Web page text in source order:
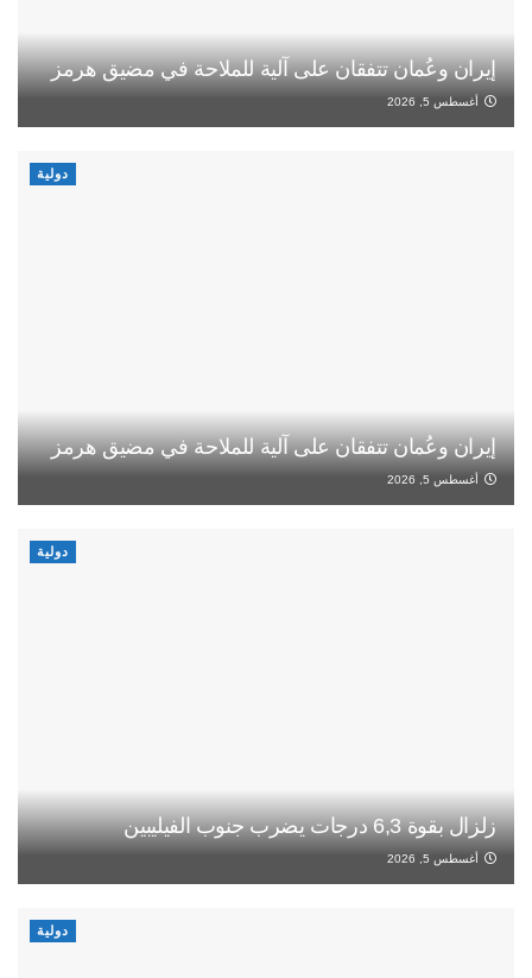
إيران وعُمان تتفقان على آلية للملاحة في مضيق هرمز
أغسطس 5, 2026
دولية
إيران وعُمان تتفقان على آلية للملاحة في مضيق هرمز
أغسطس 5, 2026
دولية
زلزال بقوة 6,3 درجات يضرب جنوب الفيليبين
أغسطس 5, 2026
دولية